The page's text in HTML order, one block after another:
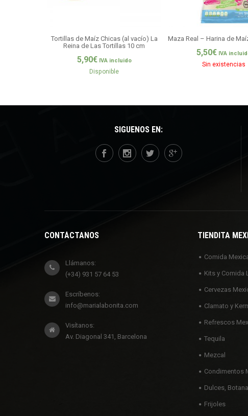
Tortillas de Maíz Chicas (al vacío) La
Reina de Las Tortillas 10 cm
5,90€ IVA incluido
Disponible
Maza Real – Harina de
5,50€ IVA
Sin existencias
SÍGUENOS EN:
CONTÁCTANOS
Llámanos:
(+34) 931 57 64 53
Escríbenos:
info@marialabonita.com
Visítanos:
Av. Diagonal 341, Barcelona
TIENDITA
Comida
Kits y Comida
Cervezas
Clamato y
Refrescos
Tequila
Mezcal
Condimentos
Dulces,
Frijoles